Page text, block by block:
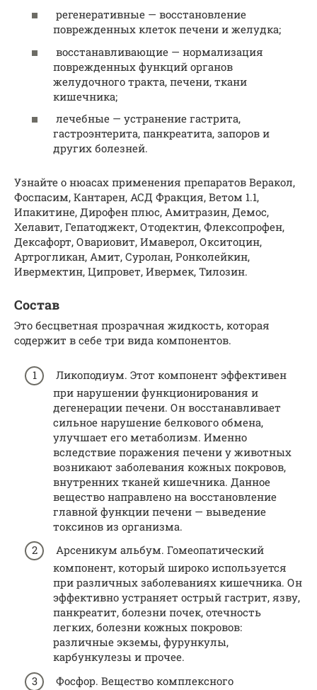
регенеративные — восстановление
поврежденных клеток печени и желудка;
восстанавливающие — нормализация
поврежденных функций органов
желудочного тракта, печени, ткани
кишечника;
лечебные — устранение гастрита,
гастроэнтерита, панкреатита, запоров и
других болезней.
Узнайте о нюасах применения препаратов Веракол,
Фоспасим, Кантарен, АСД Фракция, Ветом 1.1,
Ипакитине, Дирофен плюс, Амитразин, Демос,
Хелавит, Гепатоджект, Отодектин, Флексопрофен,
Дексафорт, Овариовит, Имаверол, Окситоцин,
Артрогликан, Амит, Суролан, Ронколейкин,
Ивермектин, Ципровет, Ивермек, Тилозин.
Состав
Это бесцветная прозрачная жидкость, которая
содержит в себе три вида компонентов.
Ликоподиум. Этот компонент эффективен
при нарушении функционирования и
дегенерации печени. Он восстанавливает
сильное нарушение белкового обмена,
улучшает его метаболизм. Именно
вследствие поражения печени у животных
возникают заболевания кожных покровов,
внутренних тканей кишечника. Данное
вещество направлено на восстановление
главной функции печени — выведение
токсинов из организма.
Арсеникум альбум. Гомеопатический
компонент, который широко используется
при различных заболеваниях кишечника. Он
эффективно устраняет острый гастрит, язву,
панкреатит, болезни почек, отечность
легких, болезни кожных покровов:
различные экземы, фурункулы,
карбункулезы и прочее.
Фосфор. Вещество комплексного